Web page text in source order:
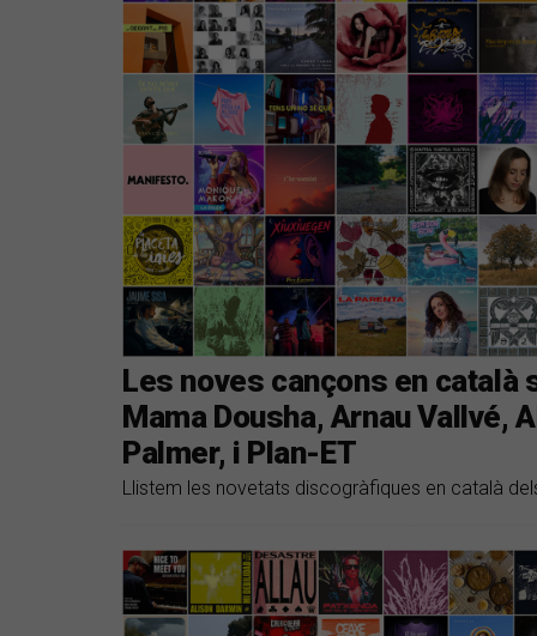
Les noves cançons en català
Mama Dousha, Arnau Vallvé,
Palmer, i Plan-ET
Llistem les novetats discogràfiques en català